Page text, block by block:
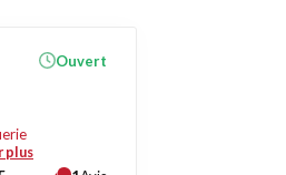
plus
Ouvert